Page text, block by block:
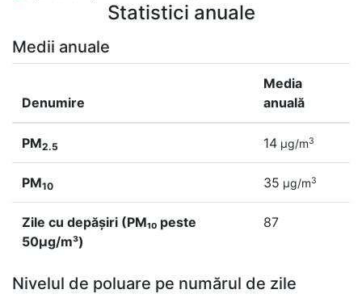
Statistici anuale
Medii anuale
Denumire
Media
anuală
PM2.5 14 µg/m3
PM10 35 µg/m3
Zile cu depășiri (PM₁₀ peste
50µg/m³)
87
Nivelul de poluare pe numărul de zile